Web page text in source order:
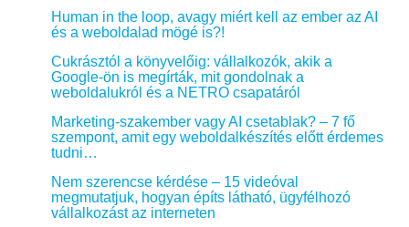
Human in the loop, avagy miért kell az ember az AI
és a weboldalad mögé is?!
Cukrásztól a könyvelőig: vállalkozók, akik a
Google-ön is megírták, mit gondolnak a
weboldalukról és a NETRO csapatáról
Marketing-szakember vagy AI csetablak? – 7 fő
szempont, amit egy weboldalkészítés előtt érdemes
tudni…
Nem szerencse kérdése – 15 videóval
megmutatjuk, hogyan építs látható, ügyfélhozó
vállalkozást az interneten